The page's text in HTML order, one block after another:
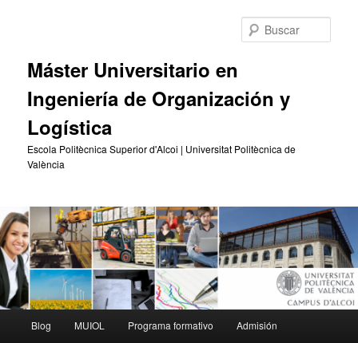
Máster Universitario en
Ingeniería de Organización y
Logística
Escola Politècnica Superior d'Alcoi | Universitat Politècnica de
València
principal
Blog MUIOL Programa formativo Admisión